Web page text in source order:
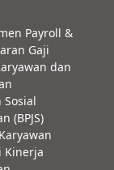
Payroll &
Gaji
dan
Sosial
(BPJS)
Kinerja